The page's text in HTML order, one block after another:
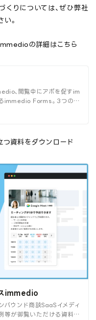
くりについては、ぜひ弊社
。
の詳細はこちら
、閲覧中にアポを促すim
immedio Forms。3つのプ
つ資料をダウンロード
スimmedio
バウンド商談SaaSイメディ
等が御覧いただける資料で